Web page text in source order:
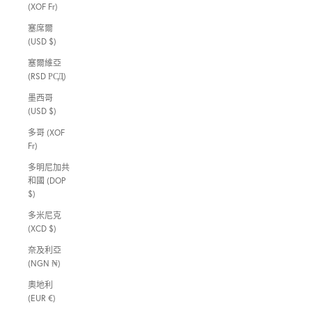
(XOF Fr)
塞席爾
(USD $)
塞爾維亞
(RSD РСД)
墨西哥
(USD $)
多哥 (XOF
Fr)
多明尼加共
和國 (DOP
$)
多米尼克
(XCD $)
奈及利亞
(NGN ₦)
奧地利
(EUR €)